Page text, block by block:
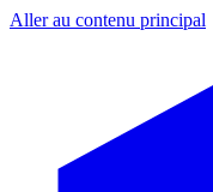
Aller au contenu principal